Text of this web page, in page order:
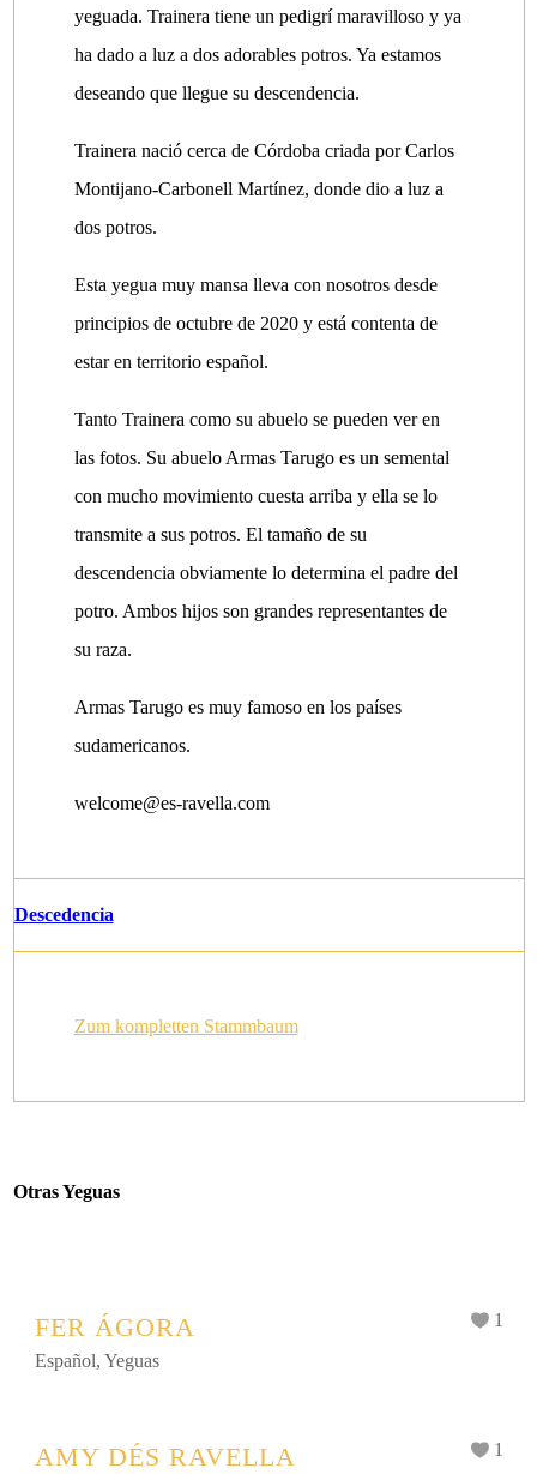
yeguada. Trainera tiene un pedigrí maravilloso y ya
ha dado a luz a dos adorables potros. Ya estamos
deseando que llegue su descendencia.
Trainera nació cerca de Córdoba criada por Carlos
Montijano-Carbonell Martínez, donde dio a luz a
dos potros.
Esta yegua muy mansa lleva con nosotros desde
principios de octubre de 2020 y está contenta de
estar en territorio español.
Tanto Trainera como su abuelo se pueden ver en
las fotos. Su abuelo Armas Tarugo es un semental
con mucho movimiento cuesta arriba y ella se lo
transmite a sus potros. El tamaño de su
descendencia obviamente lo determina el padre del
potro. Ambos hijos son grandes representantes de
su raza.
Armas Tarugo es muy famoso en los países
sudamericanos.
welcome@es-ravella.com
Descedencia
Zum kompletten Stammbaum
Otras Yeguas
FER ÁGORA
Español, Yeguas
1
AMY DÉS RAVELLA 1